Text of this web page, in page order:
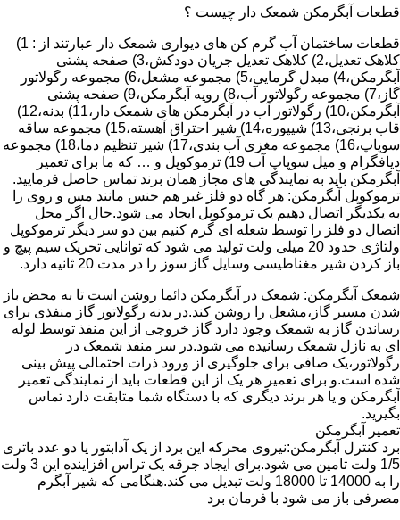
قطعات آبگرمکن شمعک دار چیست ؟
قطعات ساختمان آب گرم کن های دیواری شمعک دار عبارتند از : 1)
کلاهک تعدیل،2) کلاهک تعدیل جریان دودکش،3) صفحه پشتی
آبگرمکن،4) مبدل گرمایی،5) مجموعه مشعل،6) مجموعه رگولاتور
گاز،7) مجموعه رگولاتور آب،8) رویه آبگرمکن،9) صفحه پشتی
آبگرمکن،10) رگولاتور آب در آبگرمکن های شمعک دار،11) بدنه،12)
قاب برنجی،13) شیپوره،14) شیر احتراق آهسته،15) مجموعه ساقه
سوپاپ،16) مجموعه مغزی آب بندی،17) شیر تنظیم دما،18) مجموعه
دیافگرام و میل سوپاپ آب 19) ترموکوپل و … که ما برای تعمیر
آبگرمکن باید به نمایندگی های مجاز همان برند تماس حاصل فرمایید.
ترموکوپل آبگرمکن: هر گاه دو فلز غیر هم جنس مانند مس و روی را
به یکدیگر اتصال دهیم یک ترموکوپل ایجاد می شود.حال اگر محل
اتصال دو فلز را توسط شعله ای گرم کنیم بین دو سر دیگر ترموکوپل
ولتاژی حدود 20 میلی ولت تولید می شود که توانایی تحریک سیم پیچ و
باز کردن شیر مغناطیسی وسایل گاز سوز را در مدت 20 ثانیه دارد.
شمعک آبگرمکن: شمعک در آبگرمکن دائما روشن است تا به محض باز
شدن مسیر گاز،مشعل را روشن کند.در بدنه رگولاتور گاز منفذی برای
رساندن گاز به شمعک وجود دارد گاز خروجی از این منفذ توسط لوله
ای به نازل شمعک رسانیده می شود.در سر منفذ شمعک در
رگولاتور،یک صافی برای جلوگیری از ورود ذرات احتمالی پیش بینی
شده است.و برای تعمیر هر یک از این قطعات باید از نمایندگی تعمیر
آبگرمکن و یا هر برند دیگری که با دستگاه شما متابقت دارد تماس
بگیرید.
تعمیر آبگرمکن
برد کنترل آبگرمکن:نیروی محرکه این برد از یک آدابتور یا دو عدد باتری
1/5 ولت تامین می شود.برای ایجاد جرقه یک تراس افزاینده این 3 ولت
را به 14000 تا 18000 ولت تبدیل می کند.هنگامی که شیر آبگرم
مصرفی باز می شود با فرمان برد